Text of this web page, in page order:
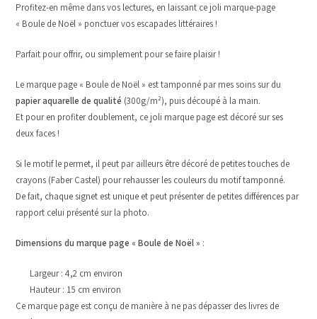
Profitez-en même dans vos lectures, en laissant ce joli marque-page
« Boule de Noël » ponctuer vos escapades littéraires !
Parfait pour offrir, ou simplement pour se faire plaisir !
Le marque page « Boule de Noël » est tamponné par mes soins sur du
papier aquarelle de qualité (300g/m²), puis découpé à la main.
Et pour en profiter doublement, ce joli marque page est décoré sur ses
deux faces !
Si le motif le permet, il peut par ailleurs être décoré de petites touches de
crayons (Faber Castel) pour rehausser les couleurs du motif tamponné.
De fait, chaque signet est unique et peut présenter de petites différences par
rapport celui présenté sur la photo.
Dimensions du marque page « Boule de Noël » :
Largeur : 4,2 cm environ
Hauteur : 15 cm environ
Ce marque page est conçu de manière à ne pas dépasser des livres de